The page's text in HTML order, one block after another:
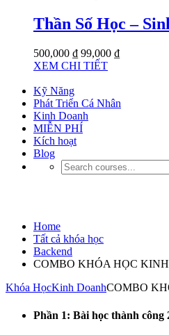
Thần Số Học –
500,000 ₫ 99,000 ₫
XEM CHI TIẾT
Kỹ Năng
Phát Triển Cá Nhân
Kinh Doanh
MIỄN PHÍ
Kích hoạt
Blog
Home
Tất cả khóa học
Backend
COMBO KHÓA HỌC
Khóa HọcKinh DoanhCOMBO
Phần 1: Bài học thành công